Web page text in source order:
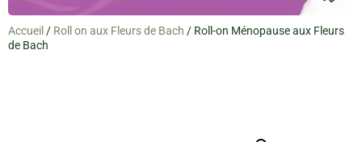
Accueil / Roll on aux Fleurs de Bach / Roll-on Ménopause aux Fleurs
de Bach